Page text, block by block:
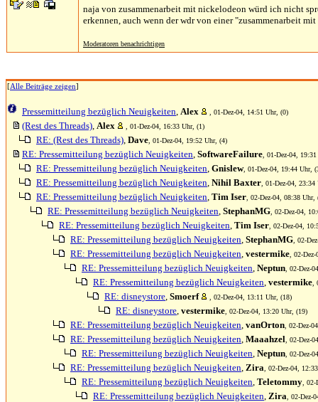
naja von zusammenarbeit mit nickelodeon würd ich nicht
erkennen, auch wenn der wdr von einer "zusammenarbeit
Moderatoren benachrichtigen
[Alle Beiträge zeigen]
Pressemitteilung bezüglich Neuigkeiten, Alex , 01-Dez-04, 14:51 Uhr, (0)
(Rest des Threads), Alex , 01-Dez-04, 16:33 Uhr, (1)
RE: (Rest des Threads), Dave , 01-Dez-04, 19:52 Uhr, (4)
RE: Pressemitteilung bezüglich Neuigkeiten, SoftwareFailure , 01-Dez-04,
RE: Pressemitteilung bezüglich Neuigkeiten, Gnislew, 01-Dez-04, 19:44 Uhr,
RE: Pressemitteilung bezüglich Neuigkeiten, Nihil Baxter , 01-Dez-04,
RE: Pressemitteilung bezüglich Neuigkeiten, Tim Iser , 02-Dez-04, 08:38 Uhr,
RE: Pressemitteilung bezüglich Neuigkeiten, StephanMG , 02-Dez-04,
RE: Pressemitteilung bezüglich Neuigkeiten, Tim Iser , 02-Dez-04,
RE: Pressemitteilung bezüglich Neuigkeiten, StephanMG , 02-
RE: Pressemitteilung bezüglich Neuigkeiten, vestermike , 02-
RE: Pressemitteilung bezüglich Neuigkeiten, Neptun , 02-Dez-
RE: Pressemitteilung bezüglich Neuigkeiten, vestermike
RE: disneystore, Smoerf , 02-Dez-04, 13:11 Uhr, (18)
RE: disneystore, vestermike , 02-Dez-04, 13:20 Uhr, (19)
RE: Pressemitteilung bezüglich Neuigkeiten, vanOrton , 02-Dez-
RE: Pressemitteilung bezüglich Neuigkeiten, Maaahzel , 02-Dez-
RE: Pressemitteilung bezüglich Neuigkeiten, Neptun , 02-Dez-
RE: Pressemitteilung bezüglich Neuigkeiten, Zira , 02-Dez-04,
RE: Pressemitteilung bezüglich Neuigkeiten, Teletommy ,
RE: Pressemitteilung bezüglich Neuigkeiten, Zira , 02-Dez-